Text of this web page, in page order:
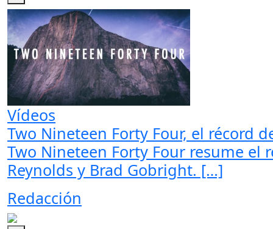
Vídeos
Two Nineteen Forty Four, el récord
Two Nineteen Forty Four resume el
Reynolds y Brad Gobright. […]
Redacción